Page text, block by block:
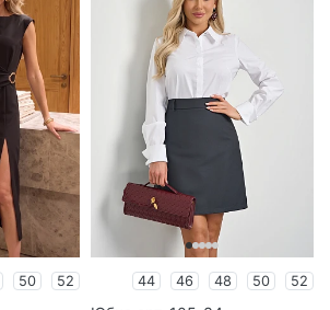
50 52 44 46 48 50 52